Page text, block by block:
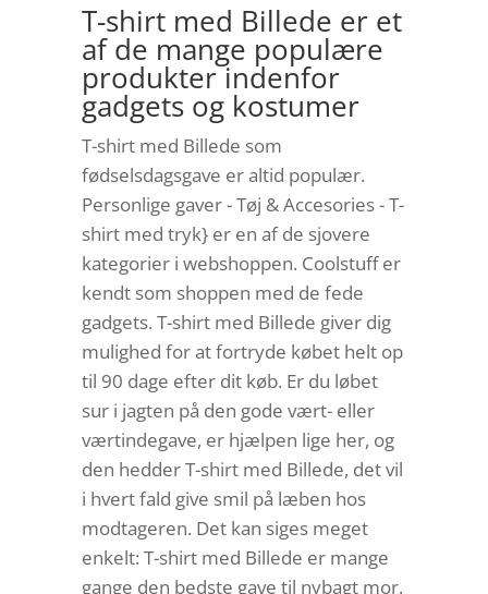
T-shirt med Billede er et
af de mange populære
produkter indenfor
gadgets og kostumer
T-shirt med Billede som
fødselsdagsgave er altid populær.
Personlige gaver - Tøj & Accesories - T-
shirt med tryk} er en af de sjovere
kategorier i webshoppen. Coolstuff er
kendt som shoppen med de fede
gadgets. T-shirt med Billede giver dig
mulighed for at fortryde købet helt op
til 90 dage efter dit køb. Er du løbet
sur i jagten på den gode vært- eller
værtindegave, er hjælpen lige her, og
den hedder T-shirt med Billede, det vil
i hvert fald give smil på læben hos
modtageren. Det kan siges meget
enkelt: T-shirt med Billede er mange
gange den bedste gave til nybagt mor.